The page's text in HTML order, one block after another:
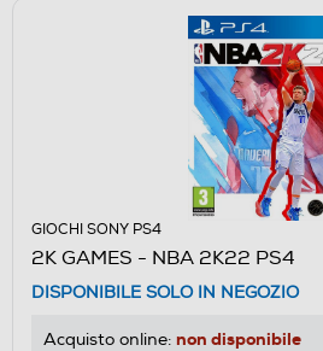
GIOCHI SONY PS4
2K GAMES - NBA 2K22 PS4
DISPONIBILE SOLO IN NEGOZIO
Acquisto online: non disponibile